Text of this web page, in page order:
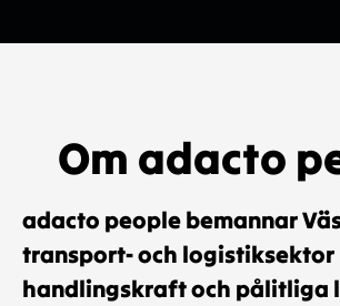
Om adacto
adacto people bemannar
transport- och logistiksektor
handlingskraft och pålitliga